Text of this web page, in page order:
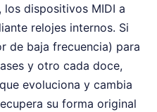
los dispositivos MIDI a
relojes internos. Si
de baja frecuencia) para
y otro cada doce,
evoluciona y cambia
su forma original